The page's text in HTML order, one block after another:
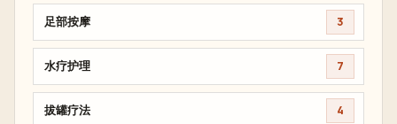
足部按摩 3
水疗护理 7
拔罐疗法 4